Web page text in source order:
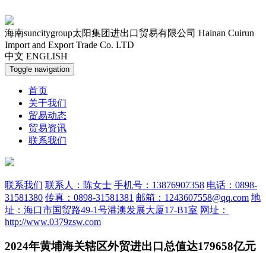
海南suncitygroup太阳集团进出口贸易有限公司 Hainan Cuirun
Import and Export Trade Co. LTD
中文 ENGLISH
Toggle navigation
首页
关于我们
贸易动态
贸易资讯
联系我们
联系我们 联系人：陈女士 手机号：13876907358 电话：0898-
31581380 传真：0898-31581381 邮箱：1243607558@qq.com 地
址：海口市国贸路49-1号港澳发展大厦17-B1室 网址：
http://www.0379zsw.com
2024年黄埔海关辖区外贸进出口总值达179658亿元